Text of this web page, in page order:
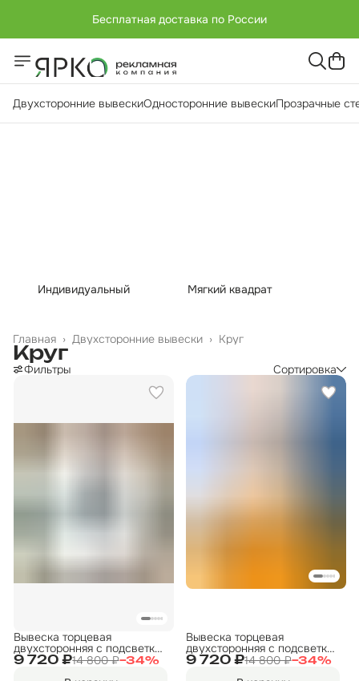
Бесплатная доставка по России
Бесплатная доставка по России
Двухсторонние вывескиОдносторонние вывескиПрозрачные
Индивидуальный Мягкий квадрат
Круг
Двухсторонние вывески ›
Главная ›
Круг
Фильтры Сортировка
9 720 ₽14 800 ₽−34%
Вывеска торцевая
двухсторонняя с подсветкой
"Фото" 2, диам. 40 см
9 720 ₽14 800 ₽−34%
Вывеска торцевая
двухсторонняя с подсветкой
"Пиво" 4, диам. 40 см